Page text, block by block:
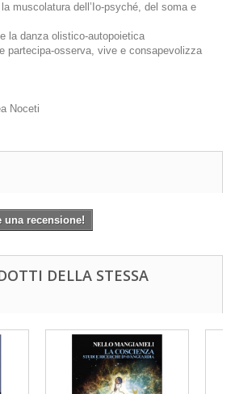
muscolatura dell’Io-psyché, del soma e
la danza olistico-autopoietica
partecipa-osserva, vive e consapevolizza
Noceti
recensione!
DELLA STESSA